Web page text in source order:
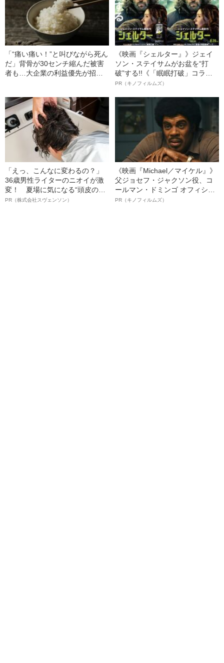
「“痛い痛い！”と叫びながら死ん
だ」背骨が30センチ縮んだ被害
者も…大企業の利益優先が招い
《映画『シェルター』》ジェイ
ソン・ステイサムがお盆を“打
破”する!!《「眠眠打破」コラ
ボ》
PR（キノフィルムズ）
「えっ、こんなに変わるの？」
36歳男性ライターのニオイが激
変！ 夏場に気になる“頭皮のニ
オイ”や“ベタつき”を解消す
PR（株式会社スヴェンソン）
《映画『Michael／マイケル』》
父ジョセフ・ジャクソン役、コ
ールマン・ドミンゴ オフィシャ
ルインタビュー“観客を魅了した
PR（キノフィルムズ）